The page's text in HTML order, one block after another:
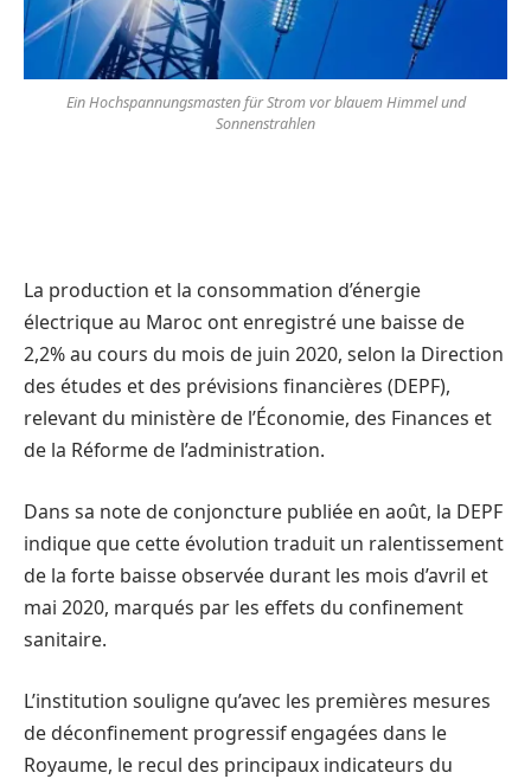
Ein Hochspannungsmasten für Strom vor blauem Himmel und
Sonnenstrahlen
La production et la consommation d’énergie
électrique au Maroc ont enregistré une baisse de
2,2% au cours du mois de juin 2020, selon la Direction
des études et des prévisions financières (DEPF),
relevant du ministère de l’Économie, des Finances et
de la Réforme de l’administration.
Dans sa note de conjoncture publiée en août, la DEPF
indique que cette évolution traduit un ralentissement
de la forte baisse observée durant les mois d’avril et
mai 2020, marqués par les effets du confinement
sanitaire.
L’institution souligne qu’avec les premières mesures
de déconfinement progressif engagées dans le
Royaume, le recul des principaux indicateurs du